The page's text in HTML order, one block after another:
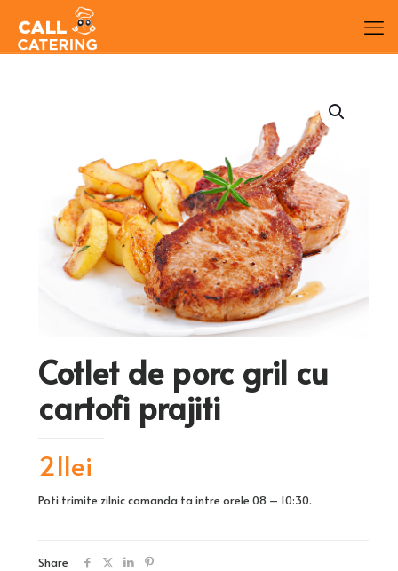
Cotlet de porc gril cu
cartofi prajiti
21lei
Poti trimite zilnic comanda ta intre orele 08 – 10:30.
Share